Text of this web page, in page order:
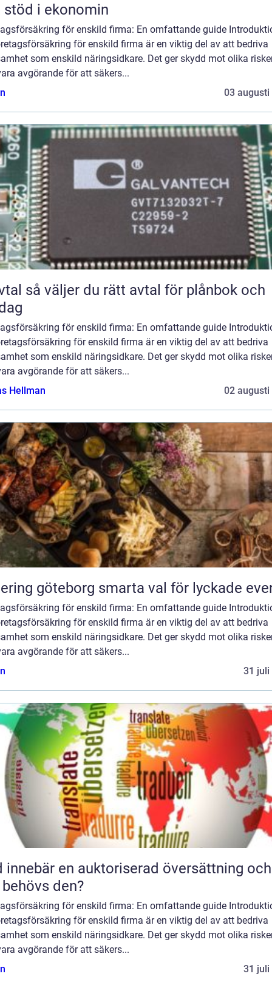
stöd i ekonomin
för enskild firma: En omfattande guide
för enskild firma är en viktig del av att bedriva
som enskild näringsidkare. Det ger skydd mot olika
avgörande för att säkers...
03 augusti
för plånbok och
för enskild firma: En omfattande guide
för enskild firma är en viktig del av att bedriva
som enskild näringsidkare. Det ger skydd mot olika
avgörande för att säkers...
Hellman
02 augusti
Catering göteborg smarta val för lyckade
för enskild firma: En omfattande guide
för enskild firma är en viktig del av att bedriva
som enskild näringsidkare. Det ger skydd mot olika
avgörande för att säkers...
31 juli
innebär en auktoriserad översättning och
den?
för enskild firma: En omfattande guide
för enskild firma är en viktig del av att bedriva
som enskild näringsidkare. Det ger skydd mot olika
avgörande för att säkers...
31 juli